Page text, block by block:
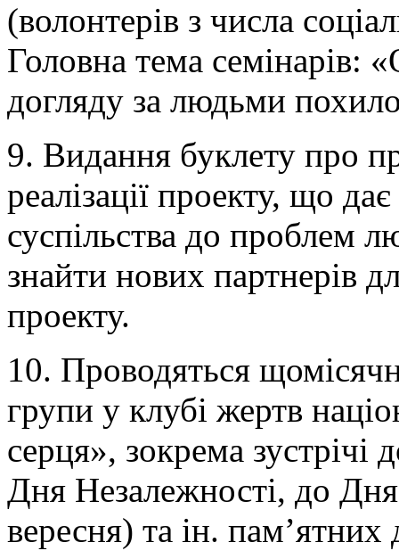
(волонтерів з числа
Головна тема семінарів:
догляду за людьми
9. Видання буклету про
реалізації проекту, що
суспільства до проблем
знайти нових партнерів
проекту.
10. Проводяться
групи у клубі жертв
серця», зокрема
Дня Незалежності, до
вересня) та ін. пам’ятних